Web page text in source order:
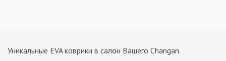
Уникальные EVA коврики в салон Вашего Changan.